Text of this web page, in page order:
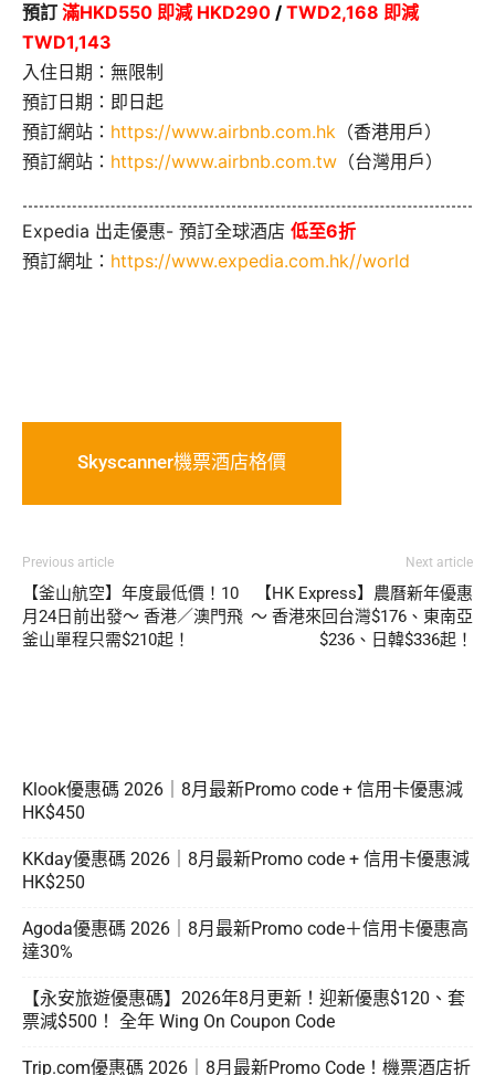
預訂 滿HKD550 即減 HKD290 / TWD2,168 即減
TWD1,143
入住日期：無限制
預訂日期：即日起
預訂網站： https://www.airbnb.com.hk （香港用戶）
預訂網站： https://www.airbnb.com.tw （台灣用戶）
Expedia 出走優惠- 預訂全球酒店 低至6折
預訂網址： https://www.expedia.com.hk//world
Skyscanner機票酒店格價
Previous article
【釜山航空】年度最低價！10
月24日前出發～ 香港／澳門飛
釜山單程只需$210起！
Next article
【HK Express】農曆新年優惠
～ 香港來回台灣$176、東南亞
$236、日韓$336起！
Klook優惠碼 2026｜8月最新Promo code + 信用卡優惠減
HK$450
KKday優惠碼 2026｜8月最新Promo code + 信用卡優惠減
HK$250
Agoda優惠碼 2026｜8月最新Promo code＋信用卡優惠高
達30%
【永安旅遊優惠碼】2026年8月更新！迎新優惠$120、套
票減$500！ 全年 Wing On Coupon Code
Trip.com優惠碼 2026｜8月最新Promo Code！機票酒店折